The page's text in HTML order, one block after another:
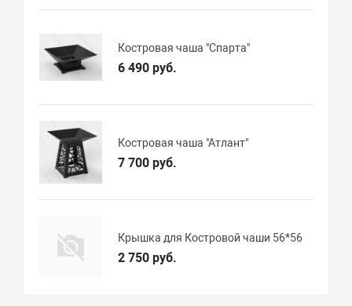
Костровая чаша "Спарта"
6 490 руб.
Костровая чаша "Атлант"
7 700 руб.
Крышка для Костровой чаши 56*56
2 750 руб.